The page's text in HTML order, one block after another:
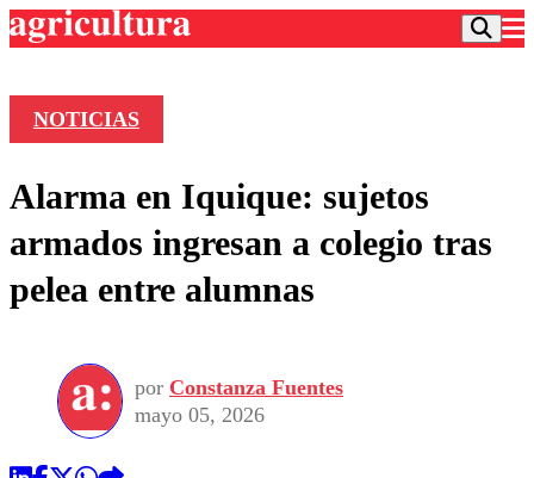
Frecuencias
Agricultura TV
Deportes
Colo Colo
Seleccion Chilena
Torneo Internacional
Entretención
Economía
Internacional
Publicaciones en medios
Opinión
NOTICIAS
Alarma en Iquique: sujetos
armados ingresan a colegio tras
pelea entre alumnas
por Constanza Fuentes
mayo 05, 2026